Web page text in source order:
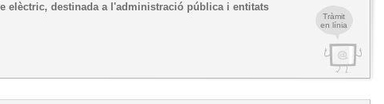
Tràmit
en línia
elèctric, destinada a l'administració pública i entitats